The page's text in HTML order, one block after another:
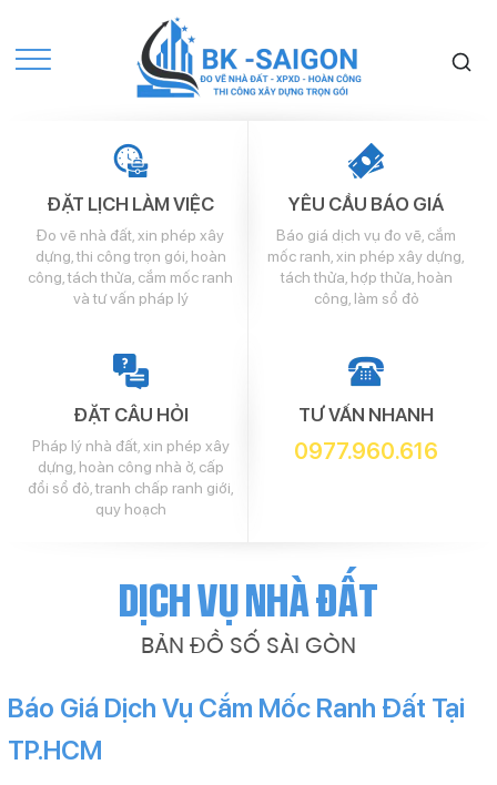
ĐẶT LỊCH LÀM VIỆC
Đo vẽ nhà đất, xin phép xây
dựng, thi công trọn gói, hoàn
công, tách thửa, cắm mốc ranh
và tư vấn pháp lý
YÊU CẦU BÁO GIÁ
Báo giá dịch vụ đo vẽ, cắm
mốc ranh, xin phép xây dựng,
tách thửa, hợp thửa, hoàn
công, làm sổ đỏ
ĐẶT CÂU HỎI
Pháp lý nhà đất, xin phép xây
dựng, hoàn công nhà ở, cấp
đổi sổ đỏ, tranh chấp ranh giới,
quy hoạch
TƯ VẤN NHANH
0977.960.616
Dịch vụ nhà đất
BẢN ĐỒ SỐ SÀI GÒN
Báo Giá Dịch Vụ Cắm Mốc Ranh Đất Tại
TP.HCM